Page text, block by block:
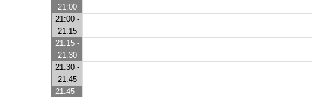
21:00
21:00 -
21:15
21:15 -
21:30
21:30 -
21:45
21:45 -